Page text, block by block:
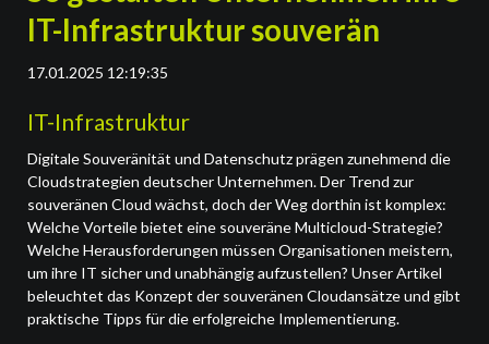
IT-Infrastruktur souverän
17.01.2025 12:19:35
IT-Infrastruktur
Digitale Souveränität und Datenschutz prägen zunehmend die
Cloudstrategien deutscher Unternehmen. Der Trend zur
souveränen Cloud wächst, doch der Weg dorthin ist komplex:
Welche Vorteile bietet eine souveräne Multicloud-Strategie?
Welche Herausforderungen müssen Organisationen meistern,
um ihre IT sicher und unabhängig aufzustellen? Unser Artikel
beleuchtet das Konzept der souveränen Cloudansätze und gibt
praktische Tipps für die erfolgreiche Implementierung.